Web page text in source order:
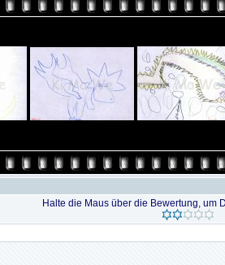
Halte die Maus über die Bewertung, um